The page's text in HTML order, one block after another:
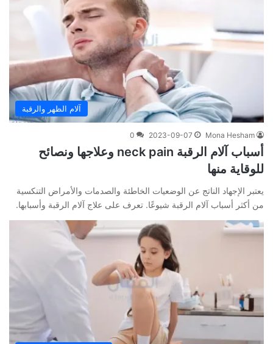
آلام الظهر والرقبة
Mona Hesham
2023-09-07
0
أسباب آلام الرقبة neck pain وعلاجها ونصائح
للوقاية منها
يعتبر الإجهاد الناتج عن الوضعيات الخاطئة والصدمات والأمراض التنكسية
من أكثر أسباب آلام الرقبة شيوعًا. تعرف على علاج آلام الرقبة وأسبابها.